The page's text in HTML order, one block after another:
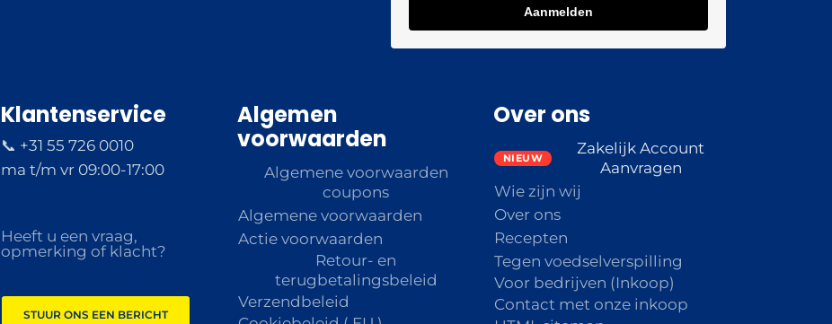
Aanmelden
Klantenservice
📞 +31 55 726 0010
ma t/m vr 09:00-17:00
Heeft u een vraag,
opmerking of klacht?
STUUR ONS EEN BERICHT
Algemen
voorwaarden
Algemene voorwaarden
coupons
Algemene voorwaarden
Actie voorwaarden
Retour- en
terugbetalingsbeleid
Verzendbeleid
Over ons
Zakelijk Account
Aanvragen
Wie zijn wij
Over ons
Recepten
Tegen voedselverspilling
Voor bedrijven (Inkoop)
Contact met onze inkoop